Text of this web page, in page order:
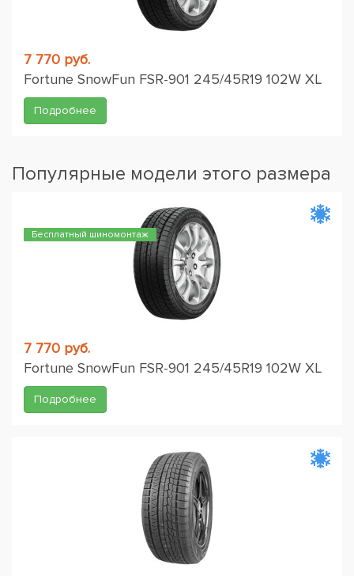
7 770 руб.
Fortune SnowFun FSR-901 245/45R19 102W XL
Подробнее
Популярные модели этого размера
Бесплатный шиномонтаж
7 770 руб.
Fortune SnowFun FSR-901 245/45R19 102W XL
Подробнее